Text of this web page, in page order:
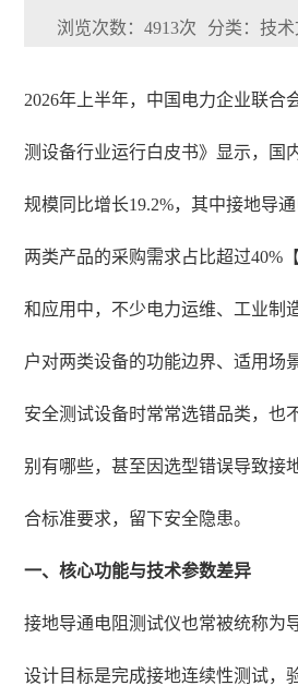
浏览次数：4913次 分类：技
2026年上半年，中国电力企业联合
测设备行业运行白皮书》显示，国
规模同比增长19.2%，其中接地导
两类产品的采购需求占比超过40%
和应用中，不少电力运维、工业制
户对两类设备的功能边界、适用场
安全测试设备时常常选错品类，也
别有哪些，甚至因选型错误导致接
合标准要求，留下安全隐患。
一、核心功能与技术参数差异
接地导通电阻测试仪也常被统称为
设计目标是完成接地连续性测试，